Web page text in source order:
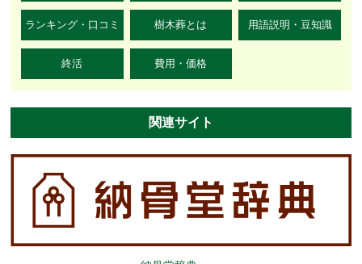
ランキング・口コミ 樹木葬とは 用語説明・豆知識
終活 費用・価格
関連サイト